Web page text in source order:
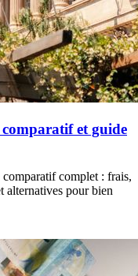
et guide
complet : frais,
pour bien